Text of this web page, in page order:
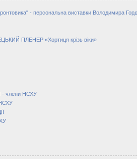
- персональна виставки Володимира
ПЛЕНЕР «Хортиця крізь віки»
члени НСХУ